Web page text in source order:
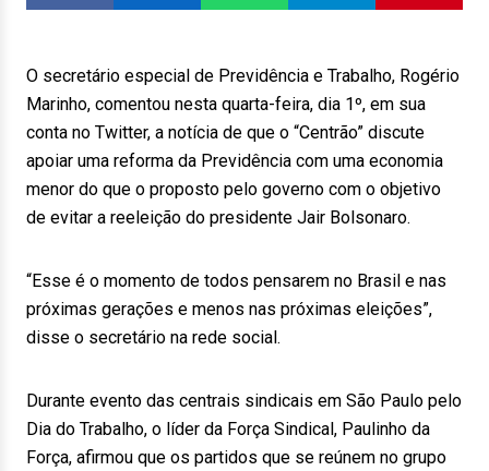
O secretário especial de Previdência e Trabalho, Rogério
Marinho, comentou nesta quarta-feira, dia 1º, em sua
conta no Twitter, a notícia de que o “Centrão” discute
apoiar uma reforma da Previdência com uma economia
menor do que o proposto pelo governo com o objetivo
de evitar a reeleição do presidente Jair Bolsonaro.
“Esse é o momento de todos pensarem no Brasil e nas
próximas gerações e menos nas próximas eleições”,
disse o secretário na rede social.
Durante evento das centrais sindicais em São Paulo pelo
Dia do Trabalho, o líder da Força Sindical, Paulinho da
Força, afirmou que os partidos que se reúnem no grupo